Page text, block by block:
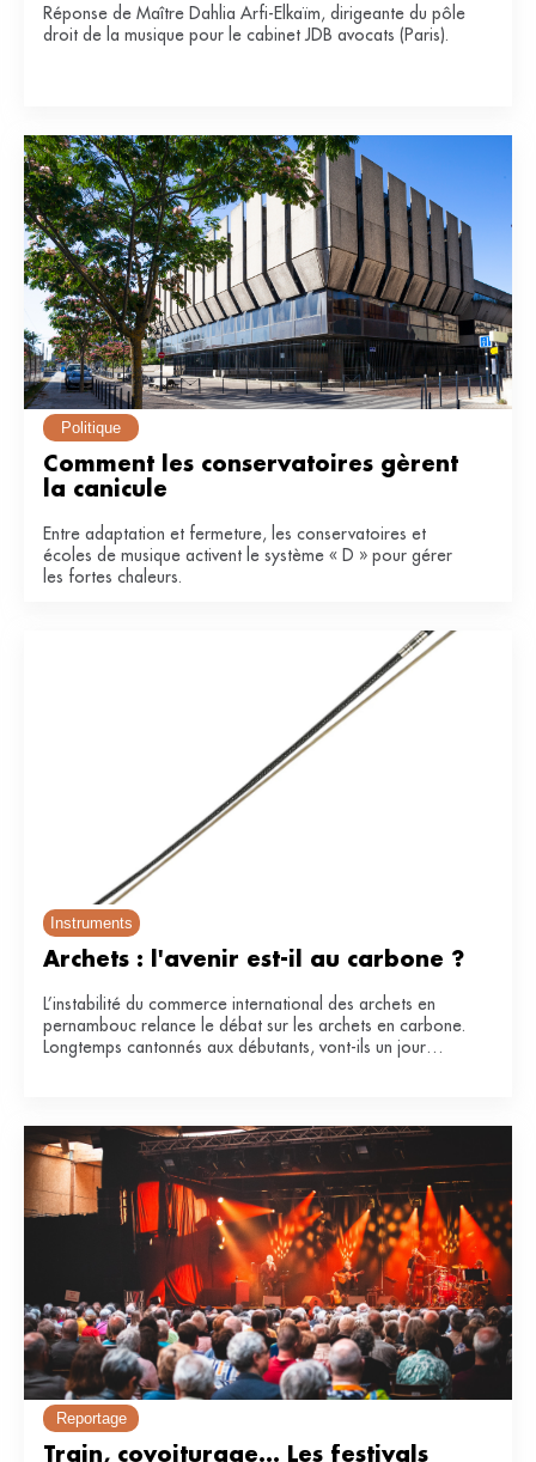
Réponse de Maître Dahlia Arfi-Elkaïm, dirigeante du pôle
droit de la musique pour le cabinet JDB avocats (Paris).
Politique
Comment les conservatoires gèrent
la canicule
Entre adaptation et fermeture, les conservatoires et
écoles de musique activent le système « D » pour gérer
les fortes chaleurs.
Instruments
Archets : l'avenir est-il au carbone ?
L’instabilité du commerce international des archets en
pernambouc relance le débat sur les archets en carbone.
Longtemps cantonnés aux débutants, vont-ils un jour
Reportage
Train, covoiturage... Les festivals